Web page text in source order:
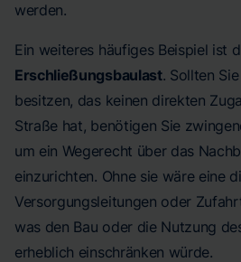
werden.
Ein weiteres häufiges Beispiel ist
Erschließungsbaulast. Sollten
besitzen, das keinen direkten
Straße hat, benötigen Sie
um ein Wegerecht über das
einzurichten. Ohne sie wäre eine
Versorgungsleitungen oder
was den Bau oder die Nutzung
erheblich einschränken würde.